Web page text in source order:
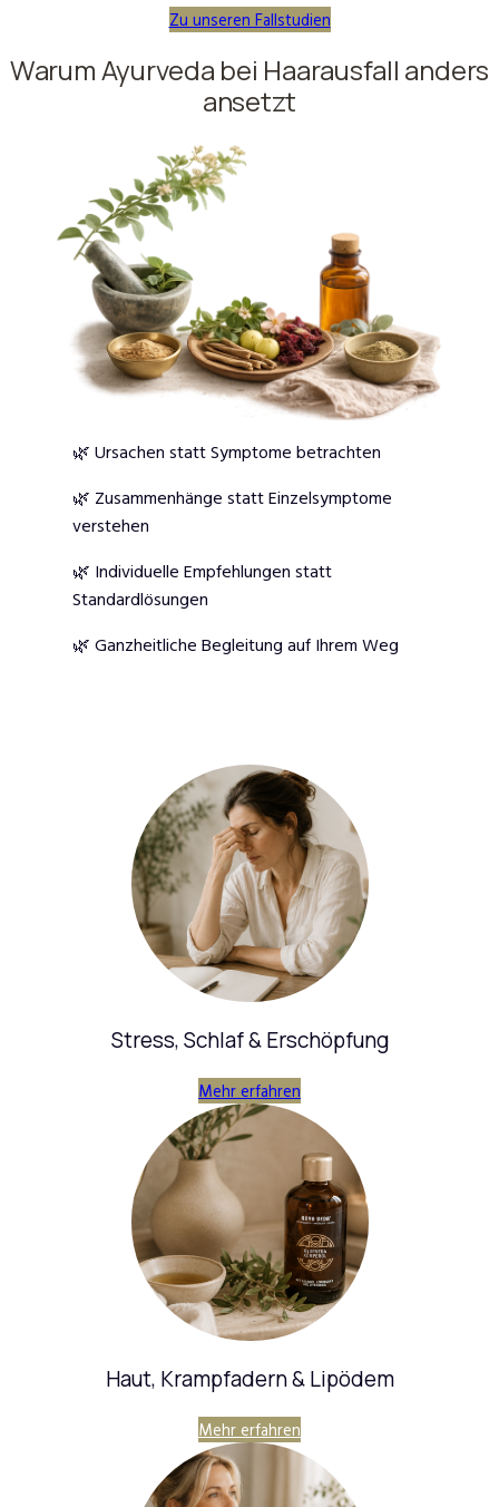
Zu unseren Fallstudien
Warum Ayurveda bei Haarausfall anders
ansetzt
🌿 Ursachen statt Symptome betrachten
🌿 Zusammenhänge statt Einzelsymptome
verstehen
🌿 Individuelle Empfehlungen statt
Standardlösungen
🌿 Ganzheitliche Begleitung auf Ihrem Weg
Stress, Schlaf & Erschöpfung
Mehr erfahren
Haut, Krampfadern & Lipödem
Mehr erfahren